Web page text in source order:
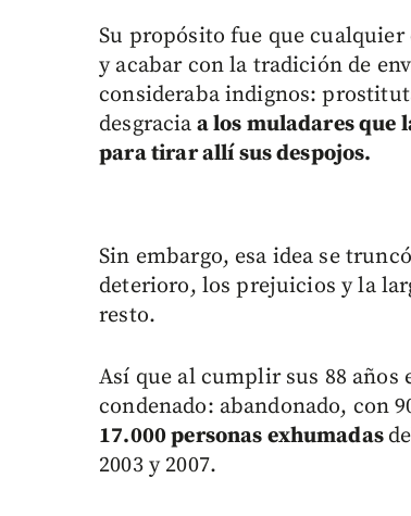
Su propósito fue que
y acabar con la tradición de
consideraba indignos:
desgracia a los muladares que
para tirar allí sus despojos.
Sin embargo, esa idea se
deterioro, los prejuicios y la
resto.
Así que al cumplir sus 88 años
condenado: abandonado, con
17.000 personas exhumadas
2003 y 2007.